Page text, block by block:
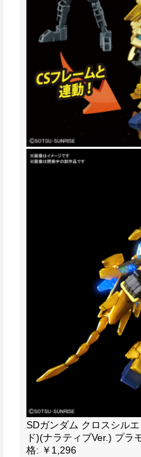
SDガンダム クロスシル
ド)(ナラティブVer.) プラ
格: ￥1,296